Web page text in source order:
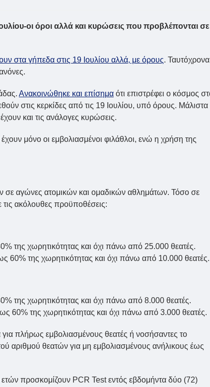
οι όροι αλλά και κυρώσεις που προβλέπονται σε
στα γήπεδα στις 19 Ιουλίου αλλά, με όρους.
Ανακοινώθηκε και επίσημα ότι επιστρέφει ο κόσμος
στις κερκίδες από τις 19 Ιουλίου, υπό όρους. Μάλιστα
και τις ανάλογες κυρώσεις.
μόνο οι εμβολιασμένοι φιλάθλοι, ενώ η χρήση της
σε αγώνες ατομικών και ομαδικών αθλημάτων. Τόσο σε
τις ακόλουθες προϋποθέσεις:
της χωρητικότητας και όχι πάνω από 25.000 θεατές.
60% της χωρητικότητας και όχι πάνω από 10.000 θεατές.
της χωρητικότητας και όχι πάνω από 8.000 θεατές.
60% της χωρητικότητας και όχι πάνω από 3.000 θεατές.
πλήρως εμβολιασμένους θεατές ή νοσήσαντες το
αριθμού θεατών για μη εμβολιασμένους ανήλικους έως
προσκομίζουν PCR Test εντός εβδομήντα δύο (72)